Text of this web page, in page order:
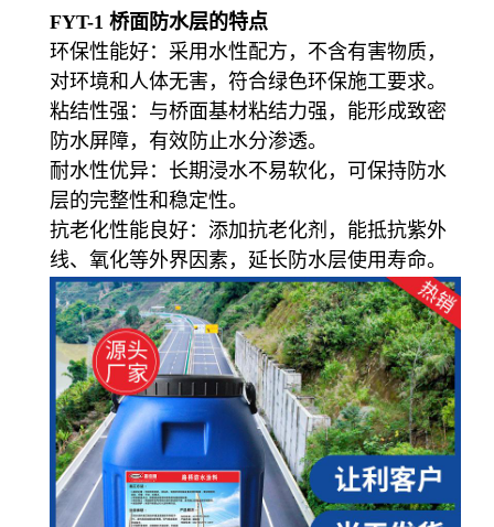
FYT-1 桥面防水层的特点
环保性能好：采用水性配方，不含有害物质，
对环境和人体无害，符合绿色环保施工要求。
粘结性强：与桥面基材粘结力强，能形成致密
防水屏障，有效防止水分渗透。
耐水性优异：长期浸水不易软化，可保持防水
层的完整性和稳定性。
抗老化性能良好：添加抗老化剂，能抵抗紫外
线、氧化等外界因素，延长防水层使用寿命。